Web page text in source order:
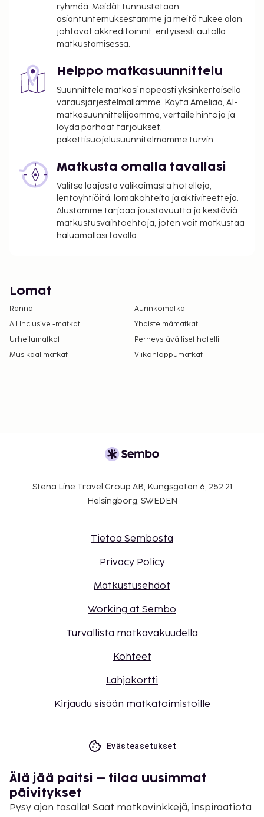
ryhmää. Meidät tunnustetaan
asiantuntemuksestamme ja meitä tukee alan
johtavat akkreditoinnit, erityisesti autolla
matkustamisessa.
Helppo matkasuunnittelu
Suunnittele matkasi nopeasti yksinkertaisella
varausjärjestelmällämme. Käytä Ameliaa, AI-
matkasuunnittelijaamme, vertaile hintoja ja
löydä parhaat tarjoukset,
pakettisuojelusuunnitelmamme turvin.
Matkusta omalla tavallasi
Valitse laajasta valikoimasta hotelleja,
lentoyhtiöitä, lomakohteita ja aktiviteetteja.
Alustamme tarjoaa joustavuutta ja kestäviä
matkustusvaihtoehtoja, joten voit matkustaa
haluamallasi tavalla.
Lomat
Rannat
Aurinkomatkat
All Inclusive -matkat
Yhdistelmämatkat
Urheilumatkat
Perheystävälliset hotellit
Musikaalimatkat
Viikonloppumatkat
Stena Line Travel Group AB, Kungsgatan 6, 252 21
Helsingborg, SWEDEN
Tietoa Sembosta
Privacy Policy
Matkustusehdot
Working at Sembo
Turvallista matkavakuudella
Kohteet
Lahjakortti
Kirjaudu sisään matkatoimistoille
Evästeasetukset
Älä jää paitsi – tilaa uusimmat
päivitykset
Pysy ajan tasalla! Saat matkavinkkejä, inspiraatiota